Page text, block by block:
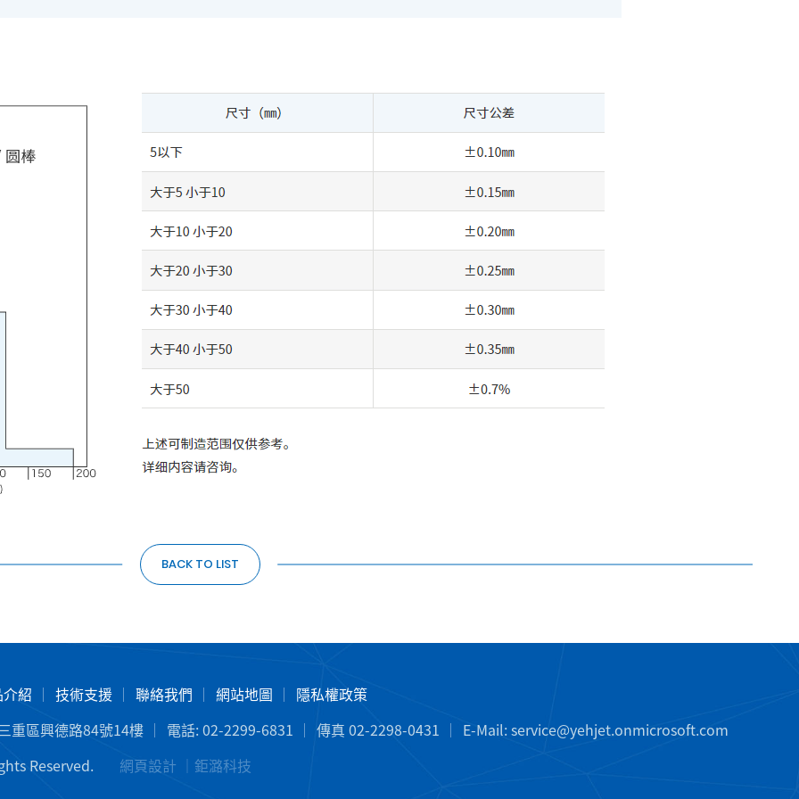
BACK TO LIST
紹 技術支援 聯絡我們 網站地圖
隱私權政策
重區興德路84號14樓
電話:02-2299-6831 傳真 02-2298-0431 E-Mail:service@yehjet.onmicrosoft.com
Reserved.
網頁設計 ｜ 鉅潞科技